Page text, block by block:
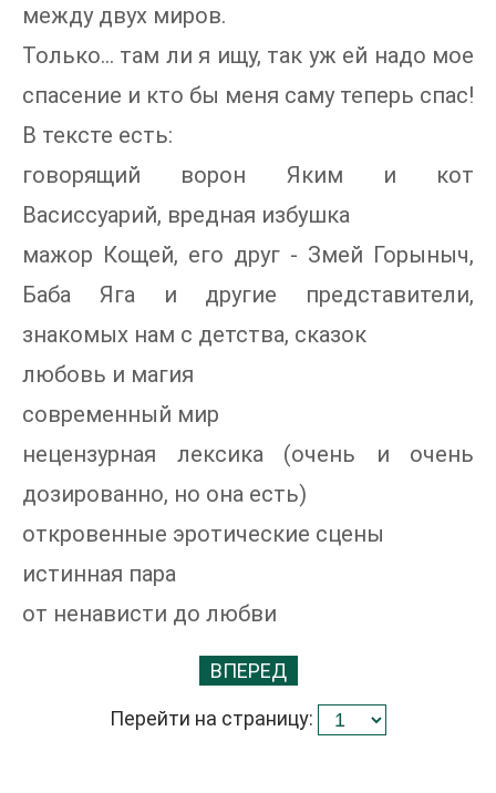
между двух миров.
Только... там ли я ищу, так уж ей надо мое
спасение и кто бы меня саму теперь спас!
В тексте есть:
говорящий ворон Яким и кот
Васиссуарий, вредная избушка
мажор Кощей, его друг - Змей Горыныч,
Баба Яга и другие представители,
знакомых нам с детства, сказок
любовь и магия
современный мир
нецензурная лексика (очень и очень
дозированно, но она есть)
откровенные эротические сцены
истинная пара
от ненависти до любви
ВПЕРЕД
Перейти на страницу: